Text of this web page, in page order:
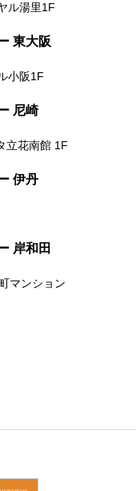
ル湯里1F
東大阪
小阪1F
尼崎
立花南館 1F
伊丹
岸和田
マンション